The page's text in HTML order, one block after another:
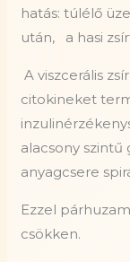
hatás: túlélő
után, a hasi
A viszcerális
citokineket
alacsony szintű
anyagcsere
Ezzel
csökken.